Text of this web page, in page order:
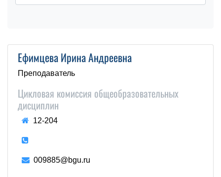
Ефимцева Ирина Андреевна
Преподаватель
Цикловая комиссия общеобразовательных
дисциплин
12-204
009885@bgu.ru